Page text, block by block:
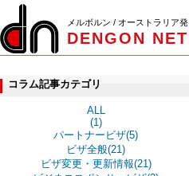
メルボルン / オーストラリア発
DENGON NET
コラム記事カテゴリ
ALL
(1)
パートナービザ(5)
ビザ全般(21)
ビザ変更・更新情報(21)